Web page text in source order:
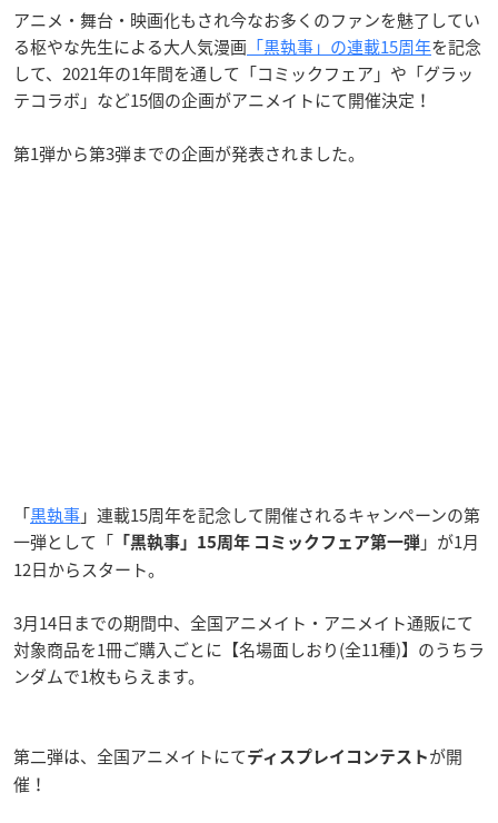
アニメ・舞台・映画化もされ今なお多くのファンを魅了してい
る枢やな先生による大人気漫画 「黒執事」の連載15周年を記念
して、2021年の1年間を通して「コミックフェア」や「グラッ
テコラボ」など15個の企画がアニメイトにて開催決定！
第1弾から第3弾までの企画が発表されました。
「黒執事」連載15周年を記念して開催されるキャンペーンの第
一弾として「 「黒執事」15周年 コミックフェア第一弾 」が1月
12日からスタート。
3月14日までの期間中、全国アニメイト・アニメイト通販にて
対象商品を1冊ご購入ごとに【名場面しおり(全11種)】のうちラ
ンダムで1枚もらえます。
第二弾は、全国アニメイトにてディスプレイコンテスト が開
催！